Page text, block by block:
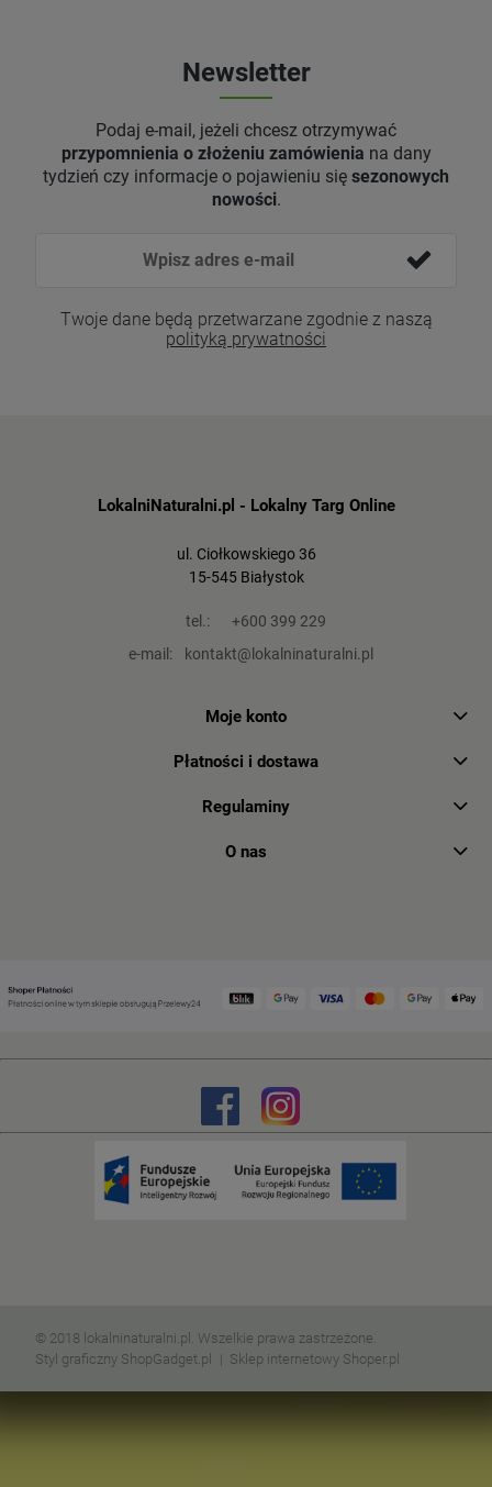
Newsletter
Podaj e-mail, jeżeli chcesz otrzymywać
przypomnienia o złożeniu zamówienia na dany
tydzień czy informacje o pojawieniu się sezonowych
nowości.
Twoje dane będą przetwarzane zgodnie z naszą
polityką prywatności
LokalniNaturalni.pl - Lokalny Targ Online
ul. Ciołkowskiego 36
15-545 Białystok
tel.:
+600 399 229
e-mail:
kontakt@lokalninaturalni.pl
Moje konto
Płatności i dostawa
Regulaminy
O nas
© 2018 lokalninaturalni.pl. Wszelkie prawa zastrzeżone.
Styl graficzny ShopGadget.pl
Sklep internetowy Shoper.pl